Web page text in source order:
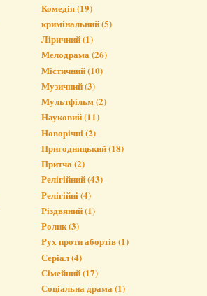
Комедія(19)
кримінальний(5)
Ліричний(1)
Мелодрама(26)
Містичний(10)
Музичний(3)
Мультфільм(2)
Науковий(11)
Новорічні (2)
Пригодницький(18)
Притча(2)
Релігійний(43)
Релігійні (4)
Різдвяний(1)
Ролик(3)
Рух проти абортів(1)
Серіал(4)
Сімейний(17)
Соціальна драма(1)